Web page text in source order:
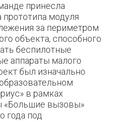
принесла
прототипа модуля
за периметром
объекта, способного
беспилотные
аппараты малого
был изначально
в рамках
«Большие вызовы»
года под